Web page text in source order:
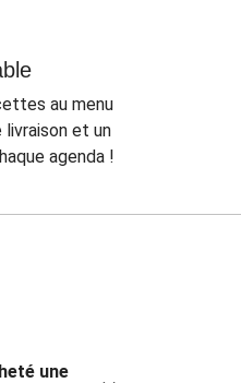
au menu
livraison et un
agenda !
une